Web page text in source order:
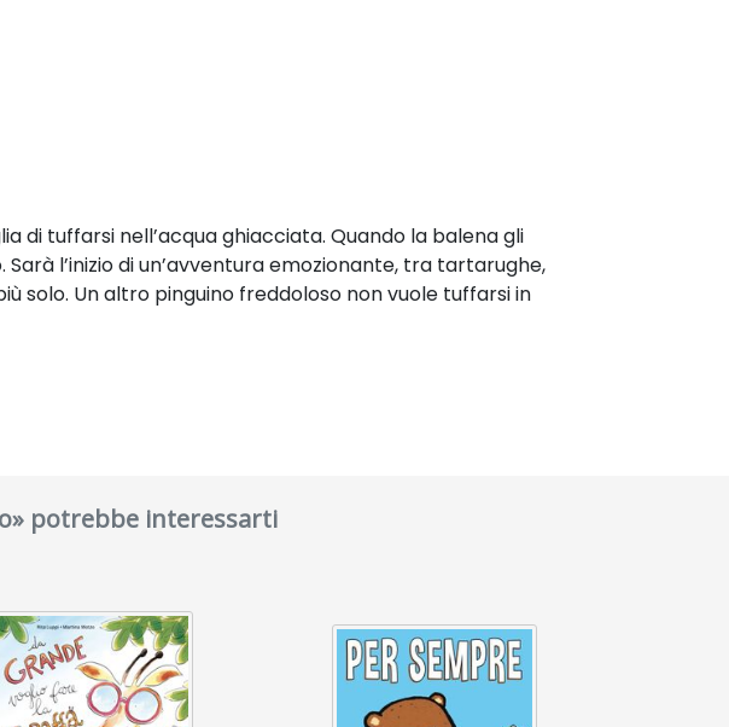
di tuffarsi nell’acqua ghiacciata. Quando la balena gli
l’inizio di un’avventura emozionante, tra tartarughe,
solo. Un altro pinguino freddoloso non vuole tuffarsi in
potrebbe interessarti